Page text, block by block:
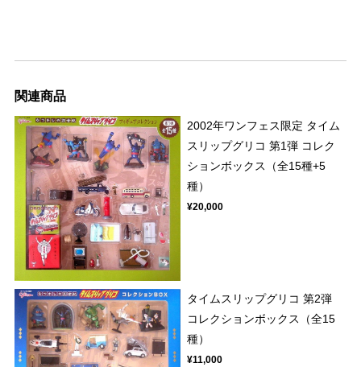
関連商品
2002年ワンフェス限定 タイム
スリップグリコ 第1弾 コレク
ションボックス（全15種+5
種）
¥20,000
タイムスリップグリコ 第2弾
コレクションボックス（全15
種）
¥11,000